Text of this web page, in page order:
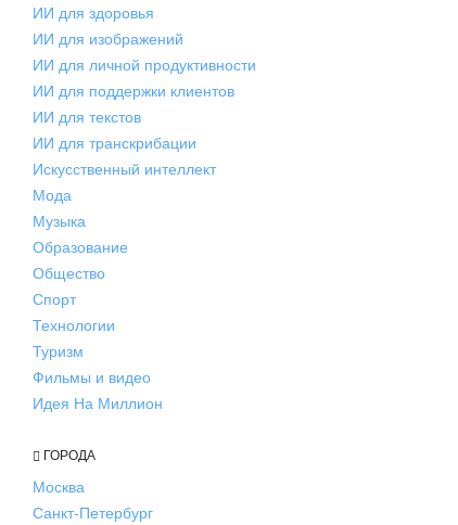
ИИ для здоровья
ИИ для изображений
ИИ для личной продуктивности
ИИ для поддержки клиентов
ИИ для текстов
ИИ для транскрибации
Искусственный интеллект
Мода
Музыка
Образование
Общество
Спорт
Технологии
Туризм
Фильмы и видео
Идея На Миллион
ГОРОДА
Москва
Санкт-Петербург